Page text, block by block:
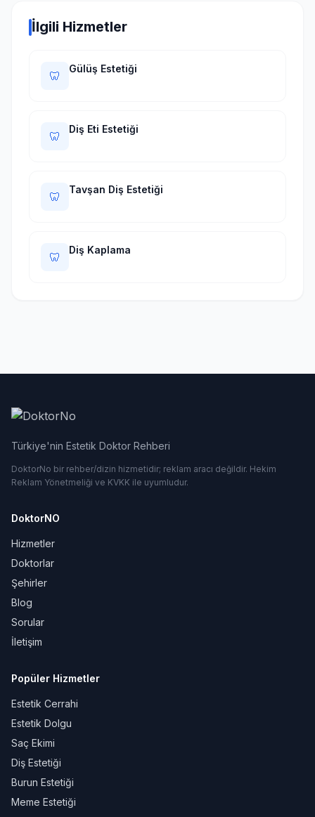
İlgili Hizmetler
🦷
Gülüş Estetiği
🦷
Diş Eti Estetiği
🦷
Tavşan Diş Estetiği
🦷
Diş Kaplama
Türkiye'nin Estetik Doktor Rehberi
DoktorNo bir rehber/dizin hizmetidir; reklam aracı değildir. Hekim
Reklam Yönetmeliği ve KVKK ile uyumludur.
DoktorNO
Hizmetler
Doktorlar
Şehirler
Blog
Sorular
İletişim
Popüler Hizmetler
Estetik Cerrahi
Estetik Dolgu
Saç Ekimi
Diş Estetiği
Burun Estetiği
Meme Estetiği